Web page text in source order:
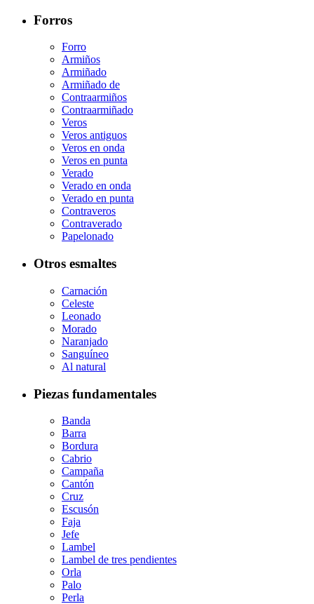
Forros
Forro
Armiños
Armiñado
Armiñado de
Contraarmiños
Contraarmiñado
Veros
Veros antiguos
Veros en onda
Veros en punta
Verado
Verado en onda
Verado en punta
Contraveros
Contraverado
Papelonado
Otros esmaltes
Carnación
Celeste
Leonado
Morado
Naranjado
Sanguíneo
Al natural
Piezas fundamentales
Banda
Barra
Bordura
Cabrio
Campaña
Cantón
Cruz
Escusón
Faja
Jefe
Lambel
Lambel de tres pendientes
Orla
Palo
Perla